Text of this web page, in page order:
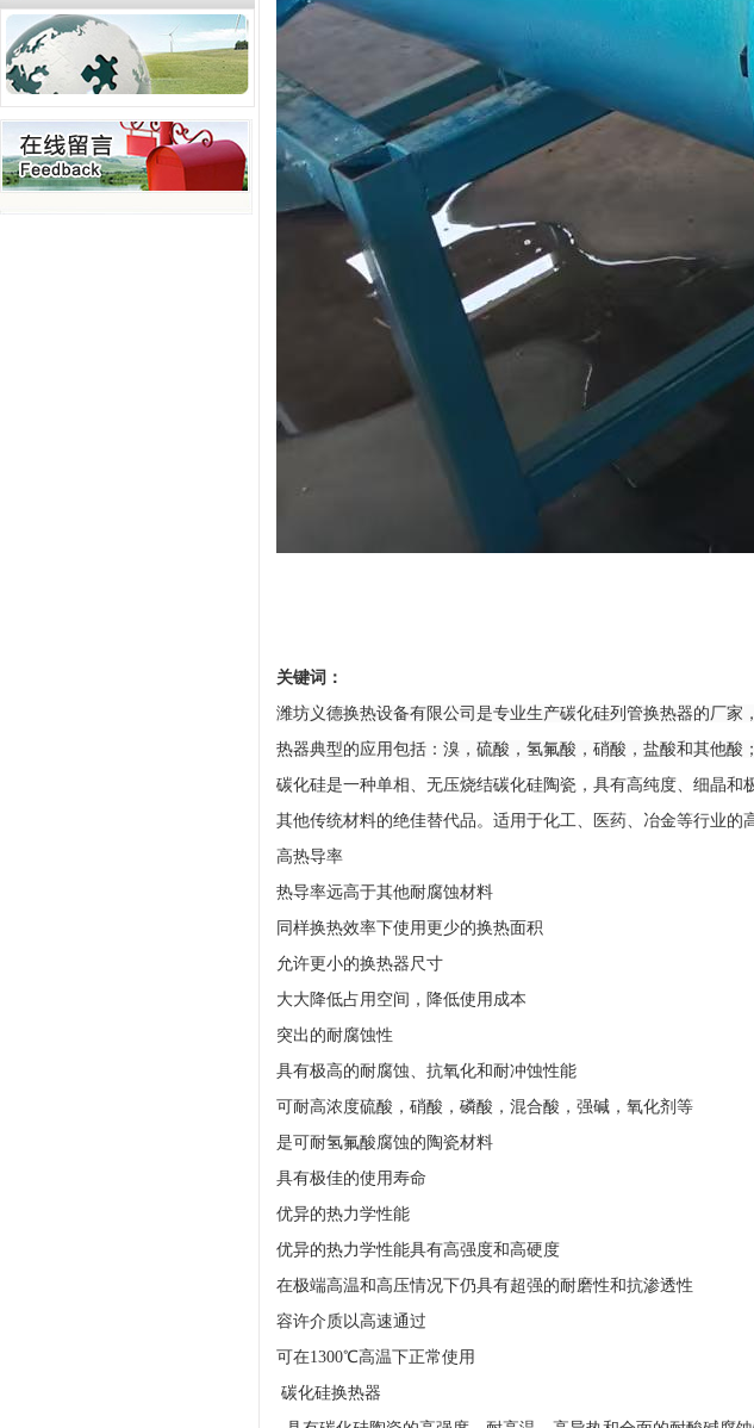
关键词：
潍坊义德换热设备有限公司是专业生产碳化硅列管换热器的厂
热器典型的应用包括：溴，硫酸，氢氟酸，硝酸，盐酸和其他酸
碳化硅是一种单相、无压烧结碳化硅陶瓷，具有高纯度、细晶
其他传统材料的绝佳替代品。适用于化工、医药、冶金等行业的
高热导率
热导率远高于其他耐腐蚀材料
同样换热效率下使用更少的换热面积
允许更小的换热器尺寸
大大降低占用空间，降低使用成本
突出的耐腐蚀性
具有极高的耐腐蚀、抗氧化和耐冲蚀性能
可耐高浓度硫酸，硝酸，磷酸，混合酸，强碱，氧化剂等
是可耐氢氟酸腐蚀的陶瓷材料
具有极佳的使用寿命
优异的热力学性能
优异的热力学性能具有高强度和高硬度
在极端高温和高压情况下仍具有超强的耐磨性和抗渗透性
容许介质以高速通过
可在1300℃高温下正常使用
碳化硅换热器